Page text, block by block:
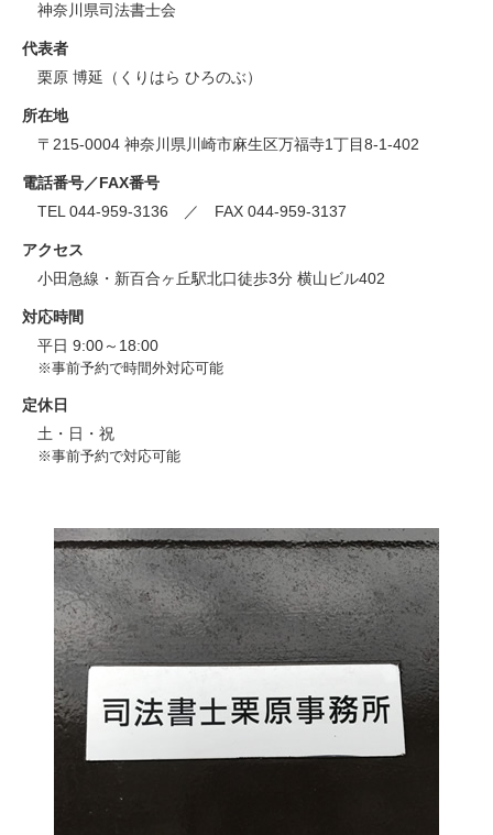
神奈川県司法書士会
代表者
栗原 博延（くりはら ひろのぶ）
所在地
〒215-0004 神奈川県川崎市麻生区万福寺1丁目8-1-402
電話番号／FAX番号
TEL 044-959-3136 ／ FAX 044-959-3137
アクセス
小田急線・新百合ヶ丘駅北口徒歩3分 横山ビル402
対応時間
平日 9:00～18:00
※事前予約で時間外対応可能
定休日
土・日・祝
※事前予約で対応可能